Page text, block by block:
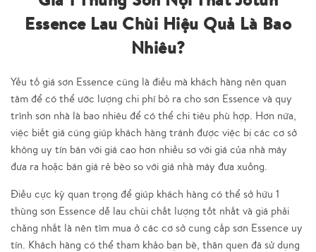
Essence Lau Chùi Hiệu Quả Là Bao
Nhiêu?
Yếu tố giá sơn Essence cũng là điều mà khách hàng nên quan
tâm để có thể ước lượng chi phí bỏ ra cho sơn Essence và quy
trình sơn nhà là bao nhiêu để có thể chi tiêu phù hợp. Hơn nữa,
việc biết giá cũng giúp khách hàng tránh được việc bị các cơ sở
không uy tín bán với giá cao hơn nhiều sơ với giá của nhà máy
đưa ra hoặc bán giá rẻ bèo so với giá nhà máy đưa xuống.
Điều cực kỳ quan trọng để giúp khách hàng có thể sở hữu 1
thùng sơn Essence dễ lau chùi chất lượng tốt nhất và giá phải
chăng nhất là nên tìm mua ở các cơ sở cung cấp sơn Essence uy
tín. Khách hàng có thể tham khảo bạn bè, thân quen đã sử dụng